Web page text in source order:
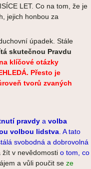
LET. Co na tom, že je
jejich honbou za
úpadek. Stále
skutečnou Pravdu
klíčové otázky
Přesto je
tvorů zvaných
pravdy a volba
volbou lidstva . A tato
svobodná a dobrovolná
žít v nevědomosti o tom, co
a vůli poučit se ze